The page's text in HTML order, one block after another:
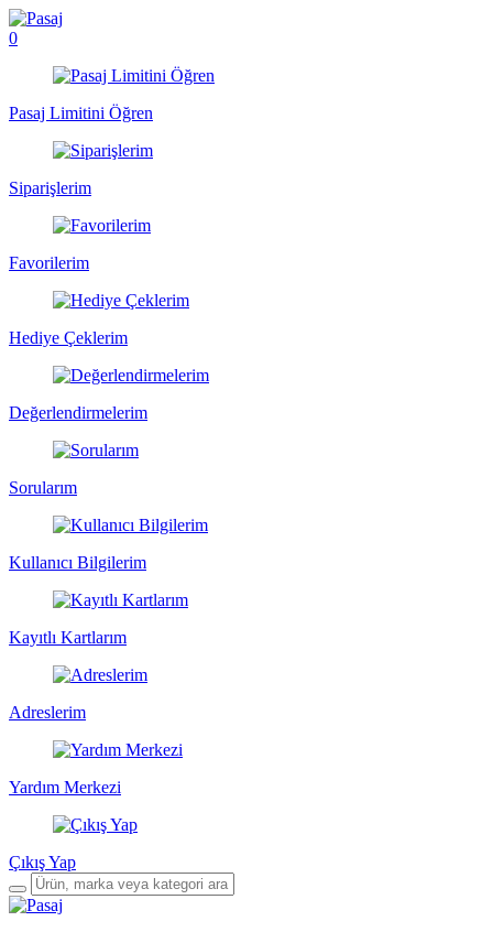
0
Pasaj Limitini Öğren
Siparişlerim
Favorilerim
Hediye Çeklerim
Değerlendirmelerim
Sorularım
Kullanıcı Bilgilerim
Kayıtlı Kartlarım
Adreslerim
Yardım Merkezi
Çıkış Yap